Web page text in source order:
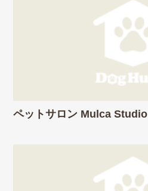
ペットサロン Mulca Studio